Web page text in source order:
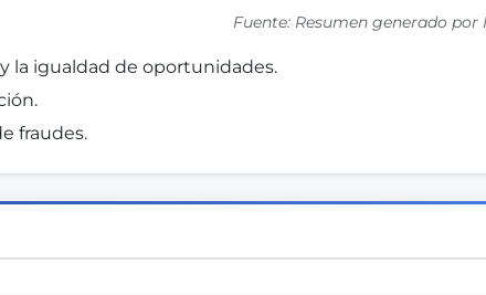
which lets citizens explore thousands of EU
and Europe.
citizens.
Fuente: Resumen generado por
la igualdad de oportunidades.
fraudes.